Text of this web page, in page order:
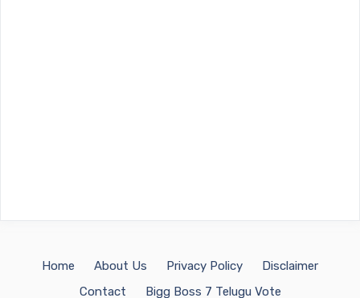
Home About Us Privacy Policy
Disclaimer
Contact
Bigg Boss 7 Telugu Vote